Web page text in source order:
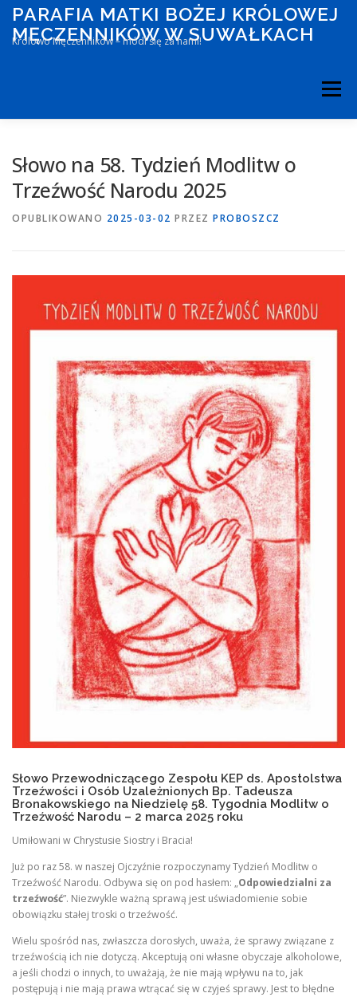
Przejdź
treści
PARAFIA MATKI BOŻEJ KRÓLOWEJ
MĘCZENNIKÓW W SUWAŁKACH
Królowo Męczenników – módl się za nami!
Menu
Słowo na 58. Tydzień Modlitw o
Trzeźwość Narodu 2025
OPUBLIKOWANO 2025-03-02 PRZEZ PROBOSZCZ
Słowo Przewodniczącego Zespołu KEP ds. Apostolstwa
Trzeźwości i Osób Uzależnionych Bp. Tadeusza
Bronakowskiego na Niedzielę 58. Tygodnia Modlitw o
Trzeźwość Narodu – 2 marca 2025 roku
Umiłowani w Chrystusie Siostry i Bracia!
Już po raz 58. w naszej Ojczyźnie rozpoczynamy Tydzień Modlitw o
Trzeźwość Narodu. Odbywa się on pod hasłem: „Odpowiedzialni za
trzeźwość”. Niezwykle ważną sprawą jest uświadomienie sobie
obowiązku stałej troski o trzeźwość.
Wielu spośród nas, zwłaszcza dorosłych, uważa, że sprawy związane z
trzeźwością ich nie dotyczą. Akceptują oni własne obyczaje alkoholowe,
a jeśli chodzi o innych, to uważają, że nie mają wpływu na to, jak
postępują i nie mają prawa wtrącać się w czyjeś sprawy. Jest to błędne